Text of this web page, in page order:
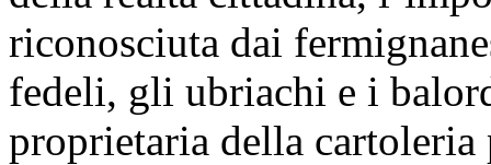
riconosciuta dai
fedeli, gli ubriachi e i
proprietaria della